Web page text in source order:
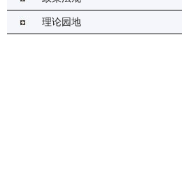
理论园地